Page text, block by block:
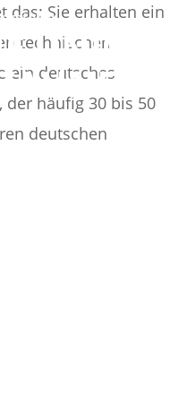
UND
das: Sie erhalten ein
technischen
ein deutsches
der häufig 30 bis 50
deutschen